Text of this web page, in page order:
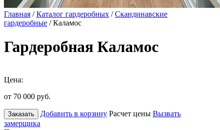
Главная /Каталог гардеробных /Скандинавские
гардеробные / Каламос
Гардеробная Каламос
Цена:
от 70 000 руб.
Заказать Добавить в корзину Расчет цены Вызвать
замерщика